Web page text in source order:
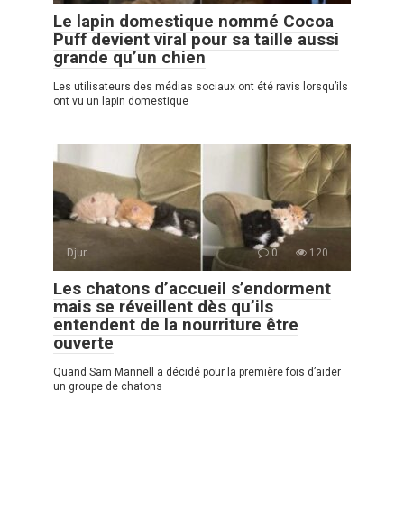
Le lapin domestique nommé Cocoa
Puff devient viral pour sa taille aussi
grande qu’un chien
Les utilisateurs des médias sociaux ont été ravis lorsqu’ils
ont vu un lapin domestique
Djur 0 120
Les chatons d’accueil s’endorment
mais se réveillent dès qu’ils
entendent de la nourriture être
ouverte
Quand Sam Mannell a décidé pour la première fois d’aider
un groupe de chatons